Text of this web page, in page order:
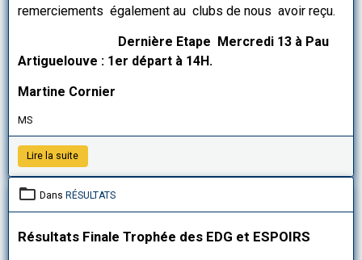
remerciements également au clubs de nous avoir reçu.
Dernière Etape Mercredi 13 à Pau
Artiguelouve : 1er départ à 14H.
Martine Cornier
MS
Lire la suite
Dans RÉSULTATS
Résultats Finale Trophée des EDG et ESPOIRS